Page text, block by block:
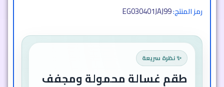
رمز المنتج:EG030401JAJ99
✨ نظرة سريعة
طقم غسالة محمولة ومجفف